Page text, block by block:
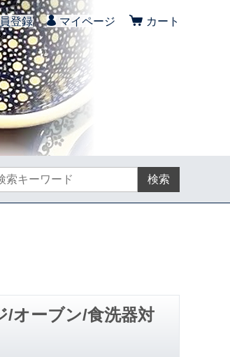
登録 マイページ カート
検索
オーブン/食洗器対